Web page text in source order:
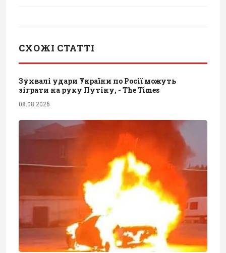
СХОЖІ СТАТТІ
Зухвалі удари України по Росії можуть
зіграти на руку Путіну, - The Times
08.08.2026